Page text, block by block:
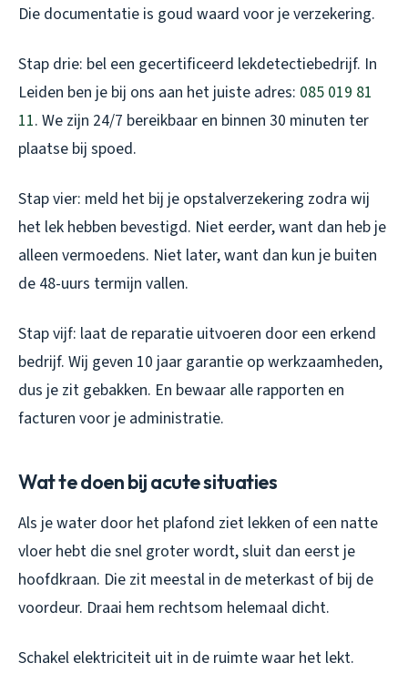
Die documentatie is goud waard voor je verzekering.
Stap drie: bel een gecertificeerd lekdetectiebedrijf. In
Leiden ben je bij ons aan het juiste adres: 085 019 81
11. We zijn 24/7 bereikbaar en binnen 30 minuten ter
plaatse bij spoed.
Stap vier: meld het bij je opstalverzekering zodra wij
het lek hebben bevestigd. Niet eerder, want dan heb je
alleen vermoedens. Niet later, want dan kun je buiten
de 48-uurs termijn vallen.
Stap vijf: laat de reparatie uitvoeren door een erkend
bedrijf. Wij geven 10 jaar garantie op werkzaamheden,
dus je zit gebakken. En bewaar alle rapporten en
facturen voor je administratie.
Wat te doen bij acute situaties
Als je water door het plafond ziet lekken of een natte
vloer hebt die snel groter wordt, sluit dan eerst je
hoofdkraan. Die zit meestal in de meterkast of bij de
voordeur. Draai hem rechtsom helemaal dicht.
Schakel elektriciteit uit in de ruimte waar het lekt.